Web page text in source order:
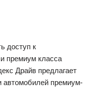
доступ к
премиум класса
Драйв предлагает
премиум-